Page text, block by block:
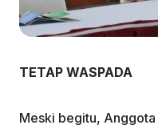
TETAP WASPADA
Meski begitu, Anggota